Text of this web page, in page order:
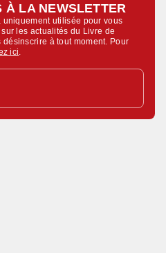
À LA NEWSLETTER
uniquement utilisée pour vous
les actualités du Livre de
désinscrire à tout moment. Pour
ici